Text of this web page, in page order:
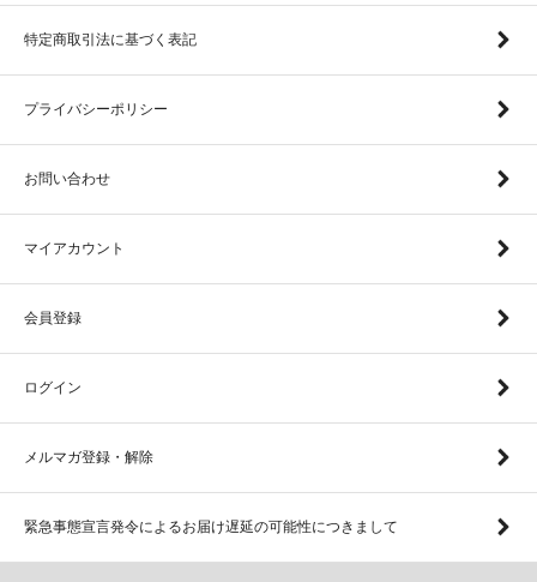
特定商取引法に基づく表記
プライバシーポリシー
お問い合わせ
マイアカウント
会員登録
ログイン
メルマガ登録・解除
緊急事態宣言発令によるお届け遅延の可能性につきまして